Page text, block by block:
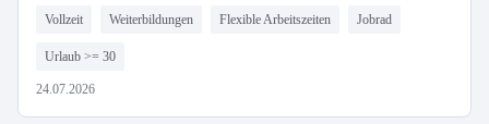
Vollzeit Weiterbildungen Flexible Arbeitszeiten Jobrad
Urlaub >= 30
24.07.2026